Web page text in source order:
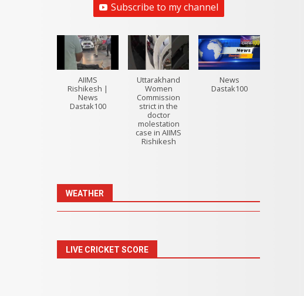
Subscribe to my channel
AIIMS
Rishikesh |
News
Dastak100
Uttarakhand
Women
Commission
strict in the
doctor
molestation
case in AIIMS
Rishikesh
News
Dastak100
WEATHER
LIVE CRICKET SCORE